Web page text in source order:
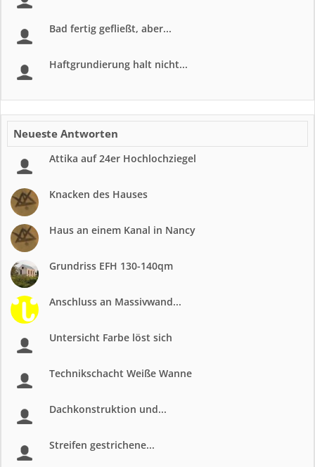
Bad fertig gefließt, aber...
Haftgrundierung halt nicht...
Neueste Antworten
Attika auf 24er Hochlochziegel
Knacken des Hauses
Haus an einem Kanal in Nancy
Grundriss EFH 130-140qm
Anschluss an Massivwand...
Untersicht Farbe löst sich
Technikschacht Weiße Wanne
Dachkonstruktion und...
Streifen gestrichene...